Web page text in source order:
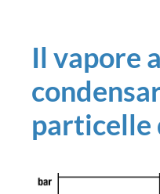
Il vapore
particelle